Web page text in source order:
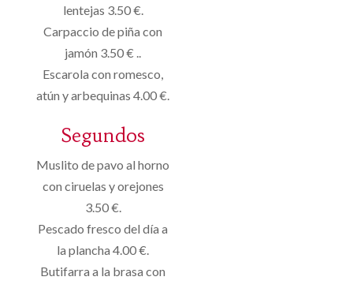
lentejas 3.50 €.
Carpaccio de piña con
jamón 3.50 € ..
Escarola con romesco,
atún y arbequinas 4.00 €.
Segundos
Muslito de pavo al horno
con ciruelas y orejones
3.50 €.
Pescado fresco del día a
la plancha 4.00 €.
Butifarra a la brasa con